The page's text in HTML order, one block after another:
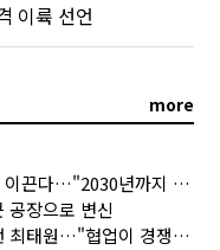
이륙 선언
more
AI로 제조업 대전환 이끈다…"2030년까지 민관합동 20조 투자"
장으로 변신
AI 시대 인재론 꺼낸 최태원…"협업이 경쟁력"